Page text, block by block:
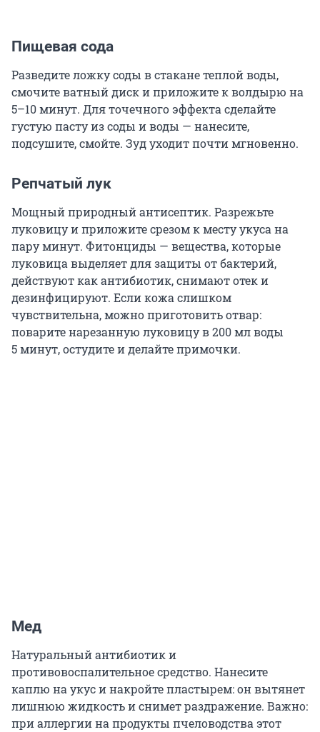
Пищевая сода
Разведите ложку соды в стакане теплой воды,
смочите ватный диск и приложите к волдырю на
5–10 минут. Для точечного эффекта сделайте
густую пасту из соды и воды — нанесите,
подсушите, смойте. Зуд уходит почти мгновенно.
Репчатый лук
Мощный природный антисептик. Разрежьте
луковицу и приложите срезом к месту укуса на
пару минут. Фитонциды — вещества, которые
луковица выделяет для защиты от бактерий,
действуют как антибиотик, снимают отек и
дезинфицируют. Если кожа слишком
чувствительна, можно приготовить отвар:
поварите нарезанную луковицу в 200 мл воды
5 минут, остудите и делайте примочки.
Мед
Натуральный антибиотик и
противовоспалительное средство. Нанесите
каплю на укус и накройте пластырем: он вытянет
лишнюю жидкость и снимет раздражение. Важно:
при аллергии на продукты пчеловодства этот